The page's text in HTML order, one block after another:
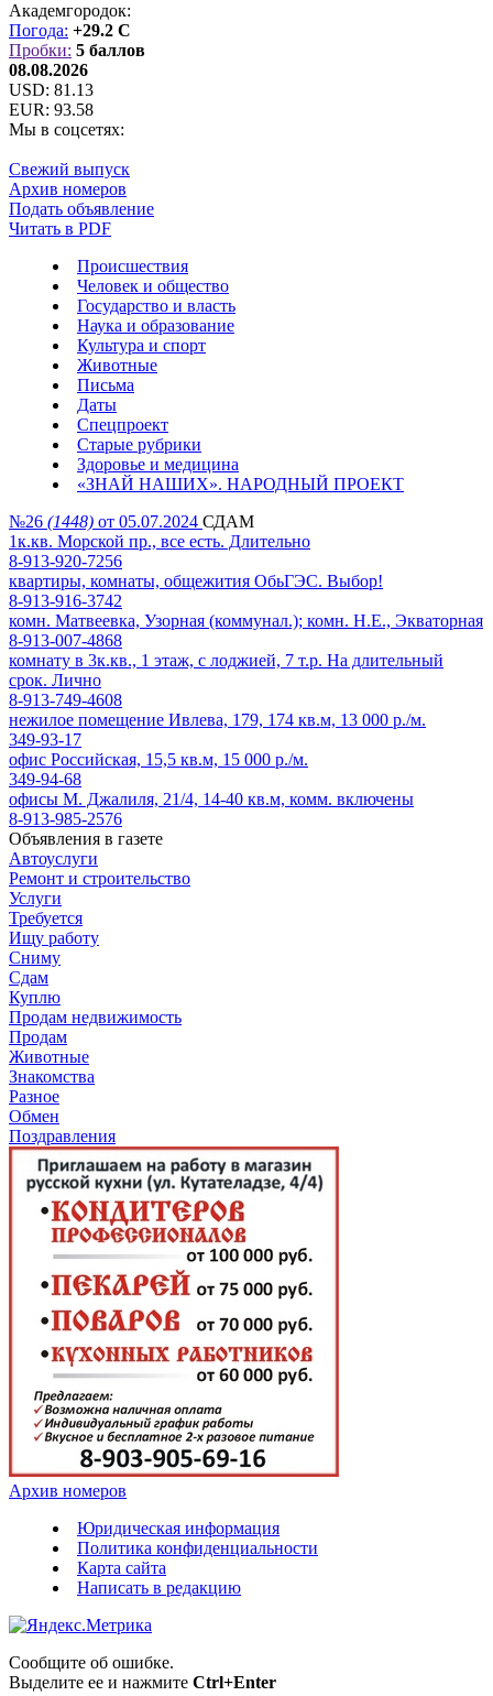
Академгородок:
Погода: +29.2 C
Пробки: 5 баллов
08.08.2026
USD: 81.13
EUR: 93.58
Мы в соцсетях:
Свежий выпуск
Архив номеров
Подать объявление
Читать в PDF
Происшествия
Человек и общество
Государство и власть
Наука и образование
Культура и спорт
Животные
Письма
Даты
Спецпроект
Старые рубрики
Здоровье и медицина
«ЗНАЙ НАШИХ». НАРОДНЫЙ ПРОЕКТ
№26 (1448) от 05.07.2024 СДАМ
1к.кв. Морской пр., все есть. Длительно
8-913-920-7256
квартиры, комнаты, общежития ОбьГЭС. Выбор!
8-913-916-3742
комн. Матвеевка, Узорная (коммунал.); комн. Н.Е., Экваторная
8-913-007-4868
комнату в 3к.кв., 1 этаж, с лоджией, 7 т.р. На длительный
срок. Лично
8-913-749-4608
нежилое помещение Ивлева, 179, 174 кв.м, 13 000 р./м.
349-93-17
офис Российская, 15,5 кв.м, 15 000 р./м.
349-94-68
офисы М. Джалиля, 21/4, 14-40 кв.м, комм. включены
8-913-985-2576
Объявления в газете
Автоуслуги
Ремонт и строительство
Услуги
Требуется
Ищу работу
Сниму
Сдам
Куплю
Продам недвижимость
Продам
Животные
Знакомства
Разное
Обмен
Поздравления
Архив номеров
Юридическая информация
Политика конфиденциальности
Карта сайта
Написать в редакцию
Сообщите об ошибке.
Выделите ее и нажмите Ctrl+Enter